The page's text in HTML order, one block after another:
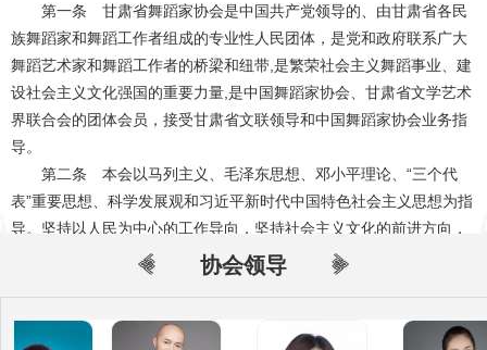
平、位波、陈义宗、张稷、尕藏达杰、罗泽燕、邓小娟、金亮、万马
扎西、达海岩当选为副主席。届中增补李琦、周琳、左丽、金淑梅为
副主席。
2015年12月，省舞协召开第五次会员代表大会，选举产生理事24
名，高金荣、陆金龙为名誉主席，陈义宗、宋利平、位波、张稷、周
琳、万马扎西、达海岩为顾问。郎永春当选为主席，苟西岩（常
务）、邓小娟、罗泽燕、李琦、金亮、左丽、金淑梅、安宁当选为副
主席。届中增补戴松洁、李昭、王艺潼为副主席，任命戴松洁为秘书
长。
月，省舞协召开第六次会员代表大会，选举产生理事
年任命戴松洁为秘书长。届中
选举左丽为主席；选举戴松洁为专职副
第一条 甘肃省舞蹈家协会是中国共产党领导的、由甘肃省各民
族舞蹈家和舞蹈工作者组成的专业性人民团体，是党和政府联系广大
舞蹈艺术家和舞蹈工作者的桥梁和纽带 是繁荣社会主义舞蹈事业、建
设社会主义文化强国的重要力量 是中国舞蹈家协会、甘肃省文学艺术
界联合会的团体会员， 接受甘肃省文联领导和中国舞蹈家协会业务指
导。
第二条 本会以马列主义、毛泽东思想、邓小平理论、“三个代
表”重要思想、科学发展观和习近平新时代中国特色社会主义思想为指
导。坚持以人民为中心的工作导向，坚持社会主义文化的前进方向，
坚持文艺为人民服务、为社会主义服务的方向和百花齐放、百家争鸣
会主义核心价值观，为建设社会主义文化强国，实现“两个一百年”奋
协会领导